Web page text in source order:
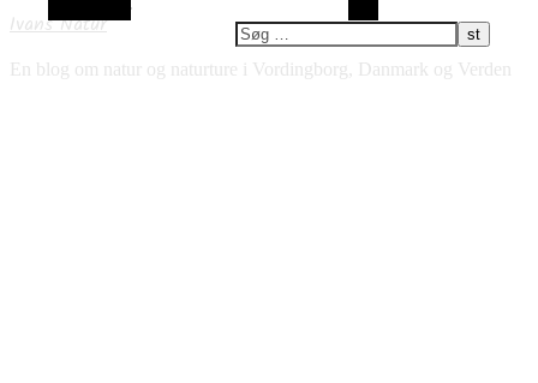
Ivans Natur
En blog om natur og naturture i Vordingborg, Danmark og Verden